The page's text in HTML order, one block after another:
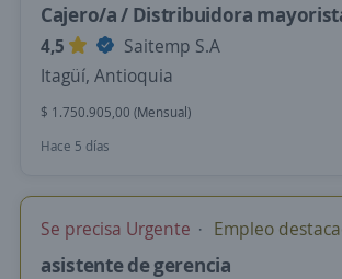
Cajero/a / Distribuidora
4,5
Saitemp S.A
Itagüí, Antioquia
$ 1.750.905,00 (Mensual)
Hace 5 días
Se precisa Urgente Empleo
asistente de gerencia